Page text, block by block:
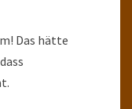
Das hätte